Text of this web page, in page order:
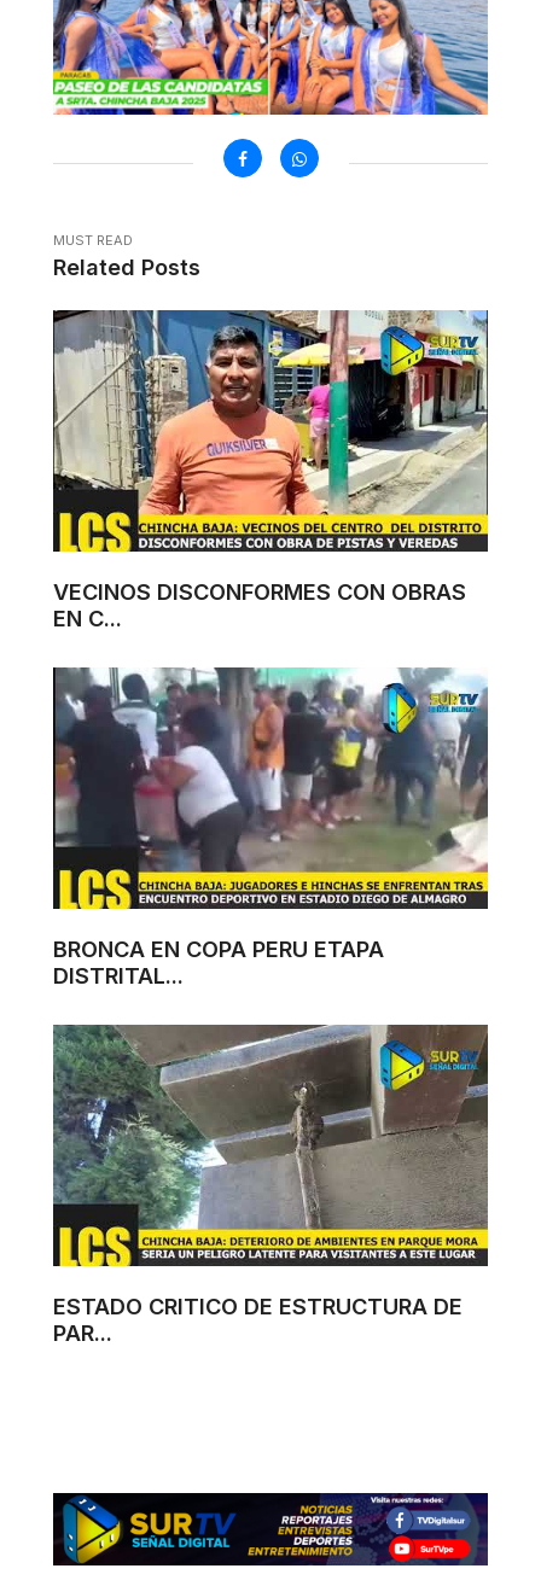
MUST READ
Related Posts
VECINOS DISCONFORMES CON OBRAS
EN C...
BRONCA EN COPA PERU ETAPA
DISTRITAL...
ESTADO CRITICO DE ESTRUCTURA DE
PAR...